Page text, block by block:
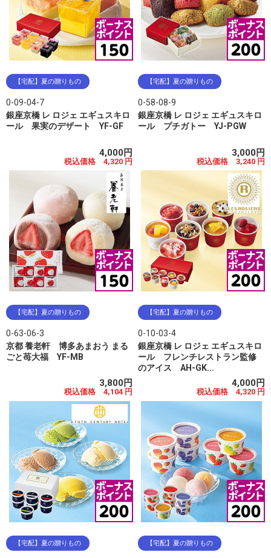
【宅配】夏の贈りもの
0-09-04-7
銀座京橋 レ ロジェ エギュスキロ
ール 果実のデザート YF-GF
4,000円
税込価格 4,320 円
【宅配】夏の贈りもの
0-58-08-9
銀座京橋 レ ロジェ エギュスキロ
ール プチガトー YJ-PGW
3,000円
税込価格 3,240 円
【宅配】夏の贈りもの
0-63-06-3
京都 養老軒 博多あまおう まる
ごと苺大福 YF-MB
3,800円
税込価格 4,104 円
【宅配】夏の贈りもの
0-10-03-4
銀座京橋 レ ロジェ エギュスキロ
ール フレンチレストラン監修
のアイス AH-GK...
4,000円
税込価格 4,320 円
【宅配】夏の贈りもの 【宅配】夏の贈りもの